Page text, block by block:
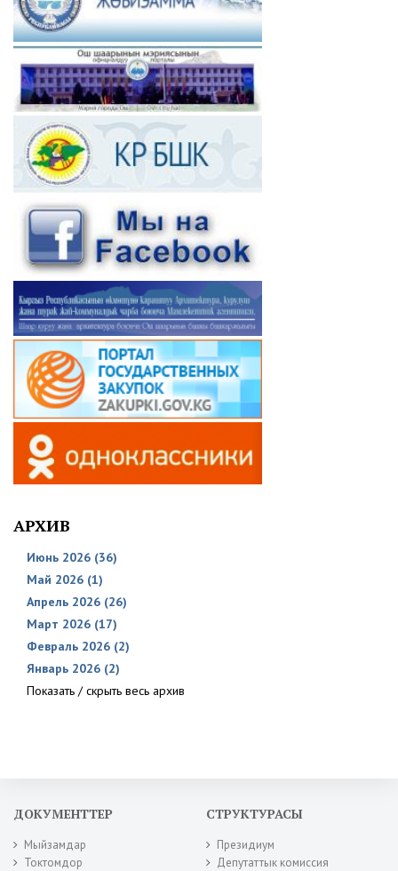
АРХИВ
Июнь 2026 (36)
Май 2026 (1)
Апрель 2026 (26)
Март 2026 (17)
Февраль 2026 (2)
Январь 2026 (2)
Показать / скрыть весь архив
ДОКУМЕНТТЕР
Мыйзамдар
Токтомдор
СТРУКТУРАСЫ
Президиум
Депутаттык комиссия